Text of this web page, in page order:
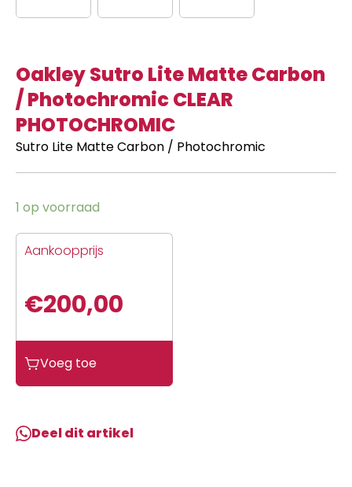
Oakley Sutro Lite Matte Carbon
/ Photochromic CLEAR
PHOTOCHROMIC
Sutro Lite Matte Carbon / Photochromic
1 op voorraad
Aankoopprijs
€200,00
Sutro
Lite
Carbon
/
Voeg toe
Deel dit artikel